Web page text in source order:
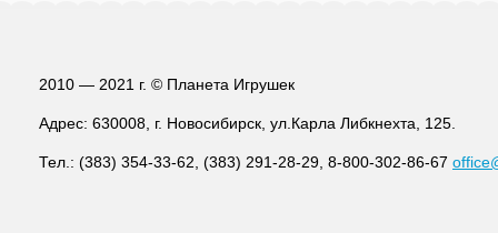
2010 — 2021 г. © Планета Игрушек
Адрес: 630008, г. Новосибирск, ул.Карла Либкнехта, 125.
Тел.: (383) 354-33-62, (383) 291-28-29, 8-800-302-86-67